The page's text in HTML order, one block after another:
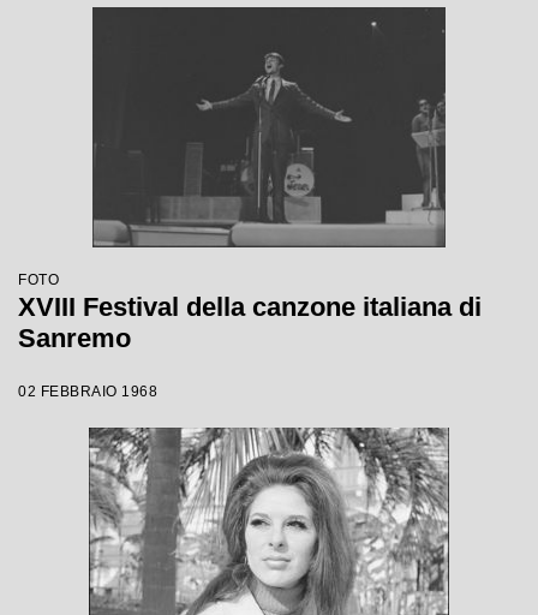
FOTO
XVIII Festival della canzone italiana di
Sanremo
02 FEBBRAIO 1968